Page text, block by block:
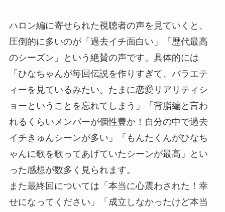
ハロン編に寄せられた視聴者の声を見ていくと、
圧倒的に多いのが「過去イチ面白い」「歴代最高
のシーズン」という絶賛の声です。具体的には
「ひなちゃんが毎回伝説を作りすぎて、バラエテ
ィーを見ているみたい。たまに恋愛リアリティシ
ョーということを忘れてしまう」「背脂編と言わ
れるくらいメンバーが個性豊か！自分の中で過去
イチきゅんシーンが多い」「もんたくんがひなち
ゃんに歌を歌ってあげていたシーンが最高」とい
った感想が数多く見られます。
また最終回については「本当に心震わされた！幸
せになってください」「成立しなかったけど本当